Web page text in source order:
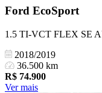
Ford EcoSport
1.5 TI-VCT FLEX SE
2018/2019
36.500 km
R$ 74.900
Ver mais